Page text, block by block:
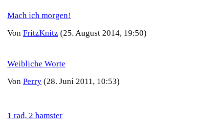
Mach ich morgen!
Von FritzKnitz (25. August 2014, 19:50)
Weibliche Worte
Von Perry (28. Juni 2011, 10:53)
1 rad, 2 hamster